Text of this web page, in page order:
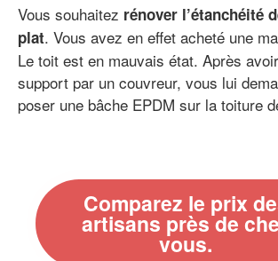
Vous souhaitez rénover l’étanchéité
plat. Vous avez en effet acheté une
Le toit est en mauvais état. Après
support par un couvreur, vous lui
poser une bâche EPDM sur la toiture
Comparez le prix
artisans près de
vous.